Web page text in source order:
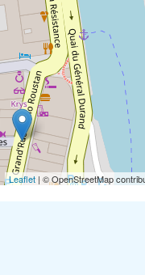
Leaflet | © OpenStreetMap